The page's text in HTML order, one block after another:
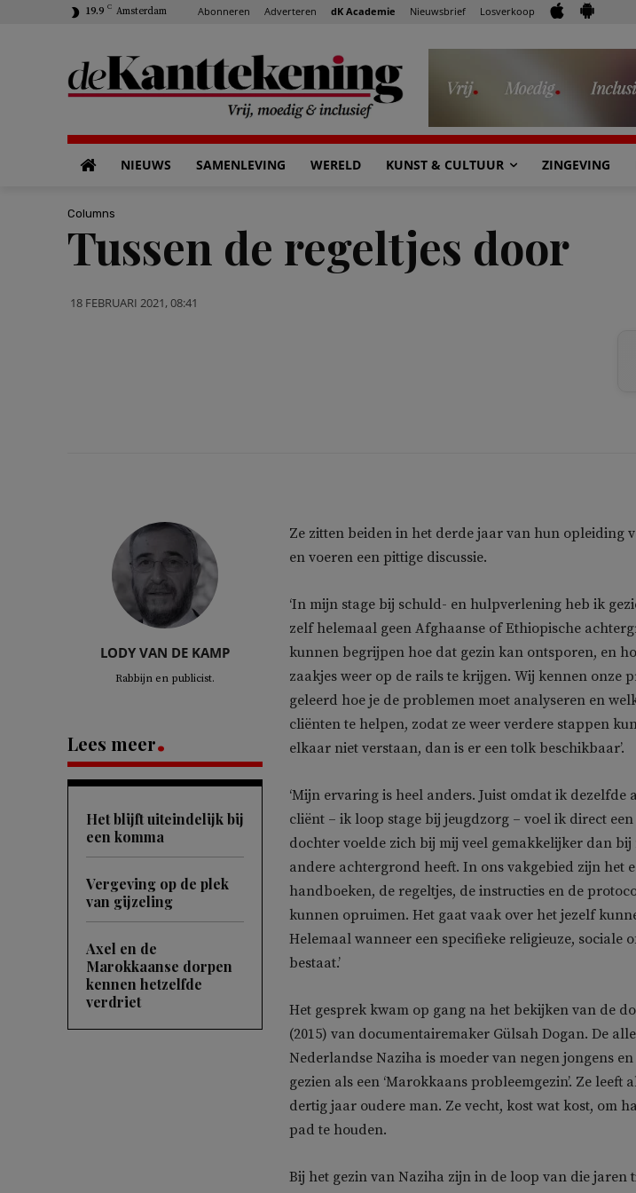
19.9 C Amsterdam Abonneren Adverteren dK Academie Nieuwsbrief Losverkoop
NIEUWS SAMENLEVING WERELD KUNST & CULTUUR ZINGEVING
Columns
Tussen de regeltjes door
18 FEBRUARI 2021, 08:41
LODY VAN DE KAMP
Rabbijn en publicist.
Lees meer
Het blijft uiteindelijk bij
een komma
Vergeving op de plek
van gijzeling
Axel en de
Marokkaanse dorpen
kennen hetzelfde
verdriet
Ze zitten beiden in het derde jaar van hun opleiding
en voeren een pittige discussie.
‘In mijn stage bij schuld- en hulpverlening heb ik
zelf helemaal geen Afghaanse of Ethiopische
kunnen begrijpen hoe dat gezin kan ontsporen, en
zaakjes weer op de rails te krijgen. Wij kennen onze
geleerd hoe je de problemen moet analyseren en
cliënten te helpen, zodat ze weer verdere stappen
elkaar niet verstaan, dan is er een tolk beschikbaar’.
‘Mijn ervaring is heel anders. Juist omdat ik
cliënt – ik loop stage bij jeugdzorg – voel ik direct
dochter voelde zich bij mij veel gemakkelijker dan
andere achtergrond heeft. In ons vakgebied zijn het
handboeken, de regeltjes, de instructies en de
kunnen opruimen. Het gaat vaak over het jezelf
Helemaal wanneer een specifieke religieuze, sociale
bestaat.’
Het gesprek kwam op gang na het bekijken van de
(2015) van documentairemaker Gülsah Dogan. De
Nederlandse Naziha is moeder van negen jongens
gezien als een ‘Marokkaans probleemgezin’. Ze
dertig jaar oudere man. Ze vecht, kost wat kost, om
pad te houden.
Bij het gezin van Naziha zijn in de loop van die